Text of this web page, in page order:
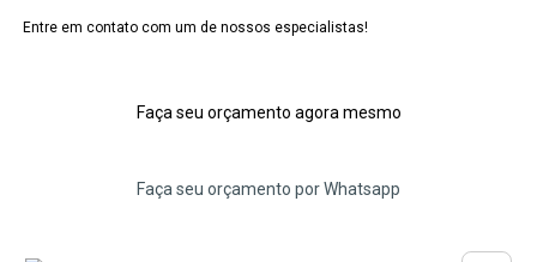
Entre em contato com um de nossos especialistas!
Faça seu orçamento agora mesmo
Faça seu orçamento por Whatsapp